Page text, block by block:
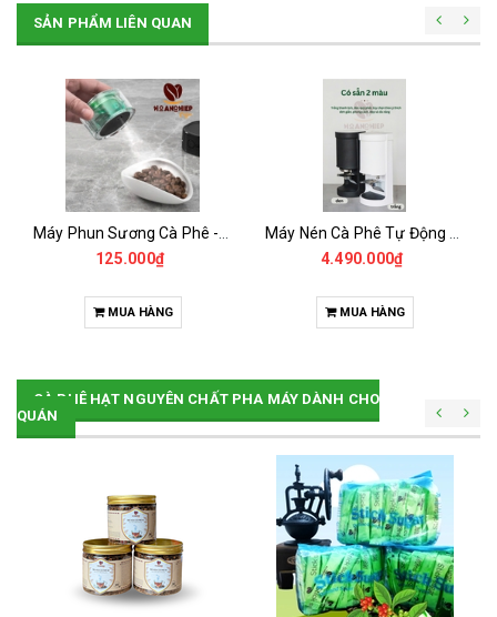
SẢN PHẨM LIÊN QUAN
125.000₫
MUA HÀNG
4.490.000₫
MUA HÀNG
CÀ PHÊ HẠT NGUYÊN CHẤT PHA MÁY DÀNH CHO
QUÁN